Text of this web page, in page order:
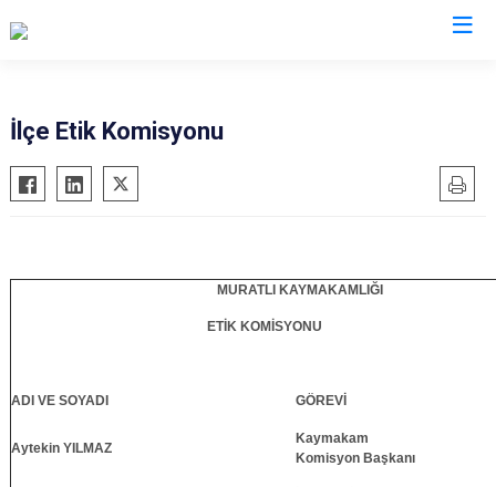
Çerkezköy
Çorlu
Malkara
Ergene
İlçe Etik Komisyonu
MURATLI KAYMAKAMLIĞI
ETİK KOMİSYONU
ADI VE SOYADI GÖREVİ
Aytekin YILMAZ
Kaymakam
Komisyon Başkanı